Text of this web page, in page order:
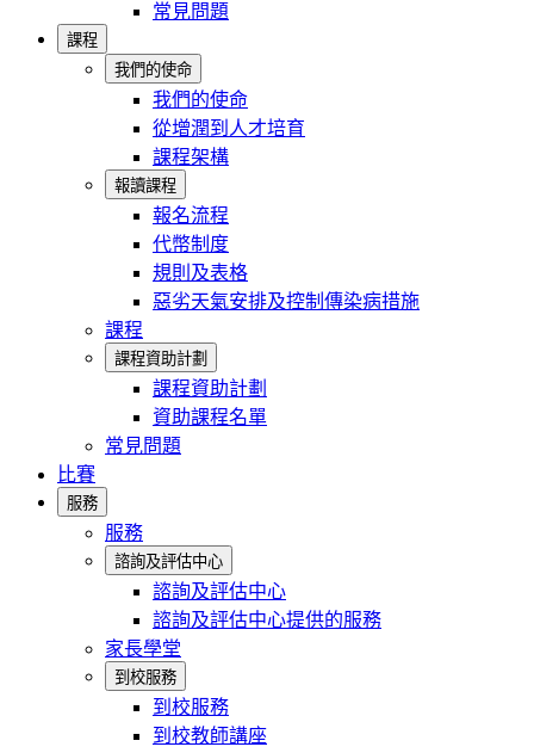
常見問題
課程
我們的使命
我們的使命
從增潤到人才培育
課程架構
報讀課程
報名流程
代幣制度
規則及表格
惡劣天氣安排及控制傳染病措施
課程
課程資助計劃
課程資助計劃
資助課程名單
常見問題
比賽
服務
服務
諮詢及評估中心
諮詢及評估中心
諮詢及評估中心提供的服務
家長學堂
到校服務
到校服務
到校教師講座